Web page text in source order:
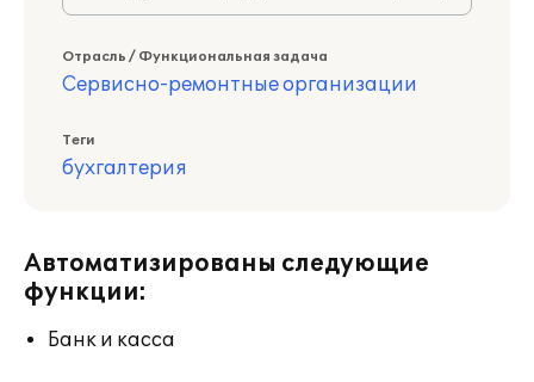
Отрасль / Функциональная задача
Сервисно-ремонтные организации
Теги
бухгалтерия
Автоматизированы следующие
функции:
Банк и касса